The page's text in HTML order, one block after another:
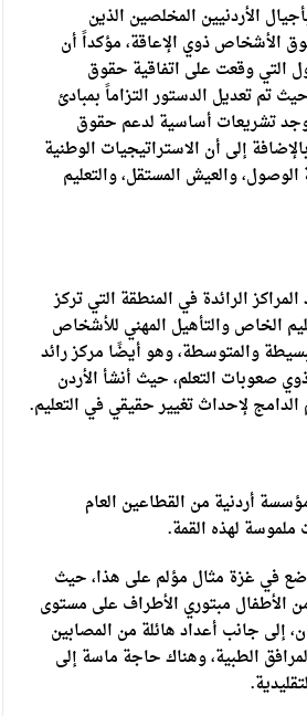
الأردنيين المخلصين الذين
الأشخاص ذوي الإعاقة، مؤكداً أن
التي وقعت على اتفاقية حقوق
تم تعديل الدستور التزاماً بمبادئ
توجد تشريعات أساسية لدعم حقوق
إلى أن الاستراتيجيات الوطنية
والعيش المستقل، والتعليم
الرائدة في المنطقة التي تركز
الخاص والتأهيل المهني للأشخاص
والمتوسطة، وهو أيضًا مركز رائد
صعوبات التعلم، حيث أنشأ الأردن
الدامج لإحداث تغيير حقيقي في التعليم.
جلالته أكثر من 80 مؤسسة أردنية من القطاعين العام
لهذه القمة.
في غزة مثال مؤلم على هذا، حيث
الأطفال مبتوري الأطراف على مستوى
إلى جانب أعداد هائلة من المصابين
الطبية، وهناك حاجة ماسة إلى